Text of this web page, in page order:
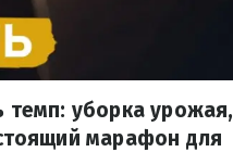
темп: уборка урожая,
марафон для